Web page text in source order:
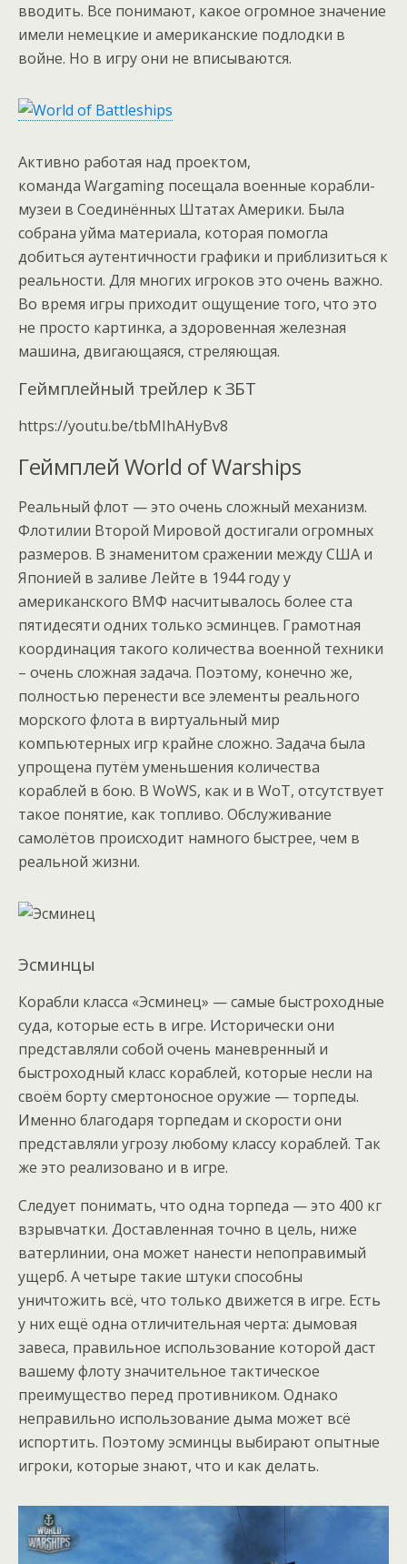
вводить. Все понимают, какое огромное значение
имели немецкие и американские подлодки в
войне. Но в игру они не вписываются.
Активно работая над проектом,
команда Wargaming посещала военные корабли-
музеи в Соединённых Штатах Америки. Была
собрана уйма материала, которая помогла
добиться аутентичности графики и приблизиться к
реальности. Для многих игроков это очень важно.
Во время игры приходит ощущение того, что это
не просто картинка, а здоровенная железная
машина, двигающаяся, стреляющая.
Геймплейный трейлер к ЗБТ
https://youtu.be/tbMIhAHyBv8
Геймплей World of Warships
Реальный флот — это очень сложный механизм.
Флотилии Второй Мировой достигали огромных
размеров. В знаменитом сражении между США и
Японией в заливе Лейте в 1944 году у
американского ВМФ насчитывалось более ста
пятидесяти одних только эсминцев. Грамотная
координация такого количества военной техники
– очень сложная задача. Поэтому, конечно же,
полностью перенести все элементы реального
морского флота в виртуальный мир
компьютерных игр крайне сложно. Задача была
упрощена путём уменьшения количества
кораблей в бою. В WoWS, как и в WoT, отсутствует
такое понятие, как топливо. Обслуживание
самолётов происходит намного быстрее, чем в
реальной жизни.
Эсминцы
Корабли класса «Эсминец» — самые быстроходные
суда, которые есть в игре. Исторически они
представляли собой очень маневренный и
быстроходный класс кораблей, которые несли на
своём борту смертоносное оружие — торпеды.
Именно благодаря торпедам и скорости они
представляли угрозу любому классу кораблей. Так
же это реализовано и в игре.
Следует понимать, что одна торпеда — это 400 кг
взрывчатки. Доставленная точно в цель, ниже
ватерлинии, она может нанести непоправимый
ущерб. А четыре такие штуки способны
уничтожить всё, что только движется в игре. Есть
у них ещё одна отличительная черта: дымовая
завеса, правильное использование которой даст
вашему флоту значительное тактическое
преимущество перед противником. Однако
неправильно использование дыма может всё
испортить. Поэтому эсминцы выбирают опытные
игроки, которые знают, что и как делать.